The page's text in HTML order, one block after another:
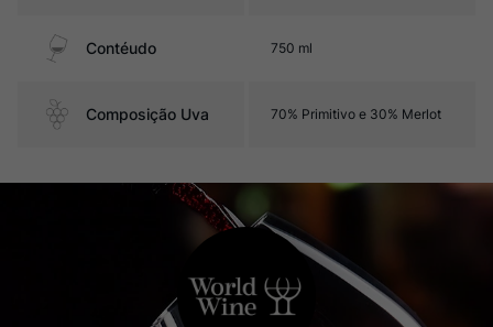
Contéudo 750 ml
Composição Uva 70% Primitivo e 30% Merlot